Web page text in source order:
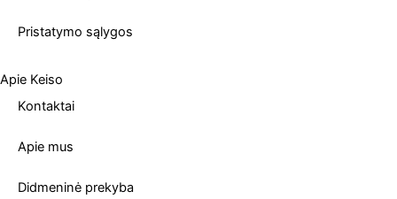
Pristatymo sąlygos
Apie Keiso
Kontaktai
Apie mus
Didmeninė prekyba